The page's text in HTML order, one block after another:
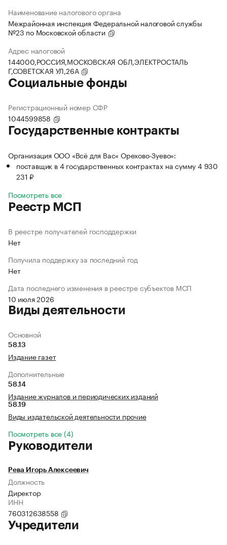
Наименование налогового органа
Межрайонная инспекция Федеральной налоговой службы
№23 по Московской области
Адрес налоговой
144000,РОССИЯ,МОСКОВСКАЯ ОБЛ,ЭЛЕКТРОСТАЛЬ
Г,СОВЕТСКАЯ УЛ,26А
Социальные фонды
Регистрационный номер СФР
1044599858
Государственные контракты
Организация ООО «Всё для Вас« Орехово-Зуево»:
поставщик в 4 государственных контрактах на сумму 4 930
231 ₽
Посмотреть все
Реестр МСП
В реестре получателей господдержки
Нет
Получила поддержку за последний год
Нет
Дата последнего изменения в реестре субъектов МСП
10 июля 2026
Виды деятельности
Основной
58.13
Издание газет
Дополнительные
58.14
Издание журналов и периодических изданий
58.19
Виды издательской деятельности прочие
Посмотреть все (4)
Руководители
Рева Игорь Алексеевич
Должность
Директор
ИНН
760312638558
Учредители